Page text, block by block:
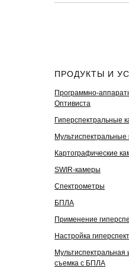
ПРОДУКТЫ И
Программно-
Оптивиста
Гиперспектральные
Картографические
SWIR-камеры
Спектрометры
БПЛА
Применение
Настройка
Мультиспектральная
съемка с БПЛА